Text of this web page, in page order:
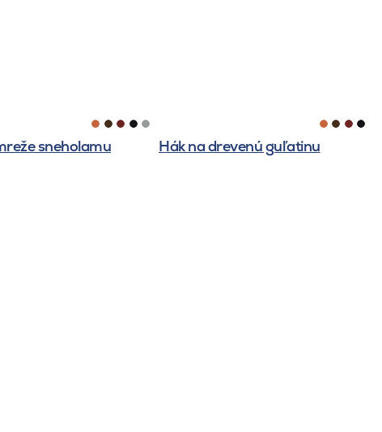
sneholamu Hák na drevenú guľatinu